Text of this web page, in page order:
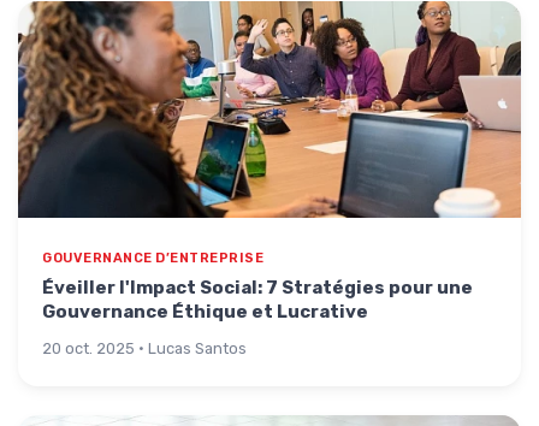
GOUVERNANCE D’ENTREPRISE
Éveiller l'Impact Social: 7 Stratégies pour une
Gouvernance Éthique et Lucrative
20 oct. 2025 · Lucas Santos